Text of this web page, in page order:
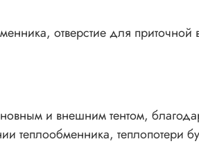
отверстие для
и внешним тентом,
теплообменника, теплопотери